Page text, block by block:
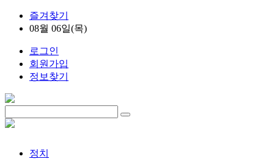
즐겨찾기
08월 06일(목)
로그인
회원가입
정보찾기
정치